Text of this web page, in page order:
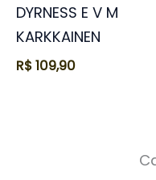
DYRNESS E V M
KARKKAINEN
R$109,90